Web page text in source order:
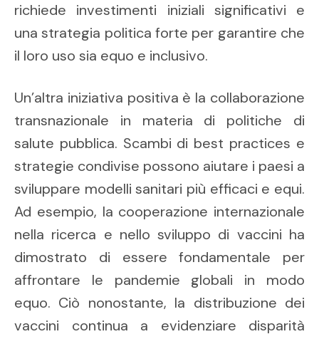
richiede investimenti iniziali significativi e
una strategia politica forte per garantire che
il loro uso sia equo e inclusivo.
Un’altra iniziativa positiva è la collaborazione
transnazionale in materia di politiche di
salute pubblica. Scambi di best practices e
strategie condivise possono aiutare i paesi a
sviluppare modelli sanitari più efficaci e equi.
Ad esempio, la cooperazione internazionale
nella ricerca e nello sviluppo di vaccini ha
dimostrato di essere fondamentale per
affrontare le pandemie globali in modo
equo. Ciò nonostante, la distribuzione dei
vaccini continua a evidenziare disparità